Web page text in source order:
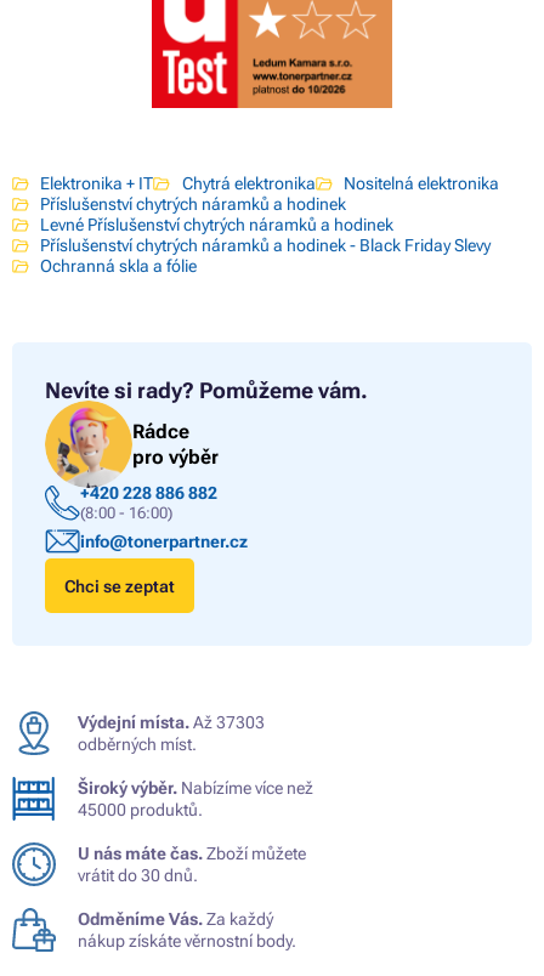
Elektronika + IT Chytrá elektronika
Nositelná elektronika
Příslušenství chytrých náramků a hodinek
Levné Příslušenství chytrých náramků a hodinek
Příslušenství chytrých náramků a hodinek - Black Friday Slevy
Ochranná skla a fólie
Nevíte si rady? Pomůžeme vám.
Rádce
pro výběr
+420 228 886 882
(8:00 - 16:00)
info@tonerpartner.cz
Chci se zeptat
Výdejní místa.Až 37303
odběrných míst.
Široký výběr. Nabízíme více než
45000 produktů.
U nás máte čas.Zboží můžete
vrátit do 30 dnů.
Odměníme Vás.Za každý
nákup získáte věrnostní body.